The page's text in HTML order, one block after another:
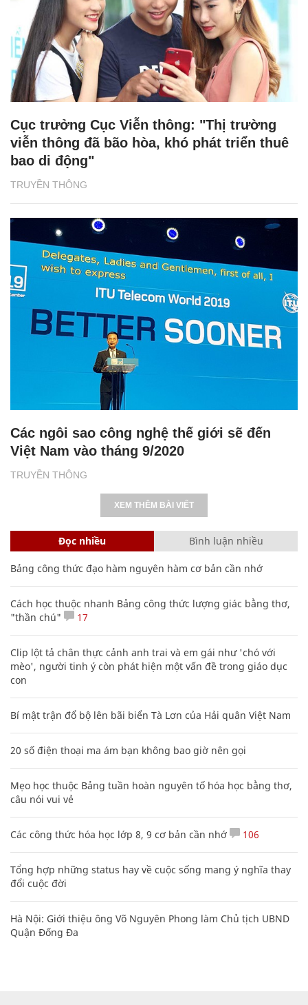
TRUYỀN THÔNG
Cục trưởng Cục Viễn thông: "Thị trường
viễn thông đã bão hòa, khó phát triển thuê
bao di động"
TRUYỀN THÔNG
Các ngôi sao công nghệ thế giới sẽ đến
Việt Nam vào tháng 9/2020
XEM THÊM BÀI VIẾT
Đọc nhiều Bình luận nhiều
Bảng công thức đạo hàm nguyên hàm cơ bản cần nhớ
Cách học thuộc nhanh Bảng công thức lượng giác bằng thơ,
"thần chú"
17
Clip lột tả chân thực cảnh anh trai và em gái như 'chó với
mèo', người tinh ý còn phát hiện một vấn đề trong giáo dục
con
Bí mật trận đổ bộ lên bãi biển Tà Lơn của Hải quân Việt Nam
20 số điện thoại ma ám bạn không bao giờ nên gọi
Mẹo học thuộc Bảng tuần hoàn nguyên tố hóa học bằng thơ,
câu nói vui vẻ
Các công thức hóa học lớp 8, 9 cơ bản cần nhớ 106
Tổng hợp những status hay về cuộc sống mang ý nghĩa thay
đổi cuộc đời
Hà Nội: Giới thiệu ông Võ Nguyên Phong làm Chủ tịch UBND
Quận Đống Đa